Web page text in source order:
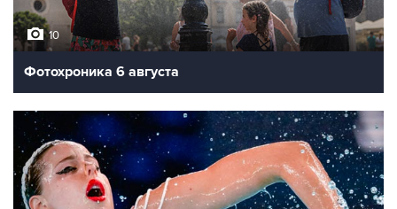
10
Фотохроника 6 августа